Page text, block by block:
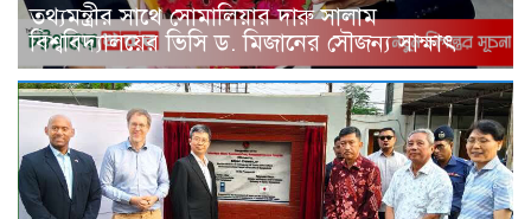
তথ্যমন্ত্রীর সাথে সোমালিয়ার দারু সালাম
বিশ্ববিদ্যালয়ের ভিসি ড. মিজানের সৌজন্য সাক্ষাৎ